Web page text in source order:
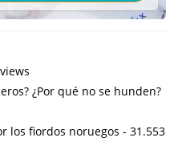
¿Por qué no se hunden?
los fiordos noruegos - 31.553